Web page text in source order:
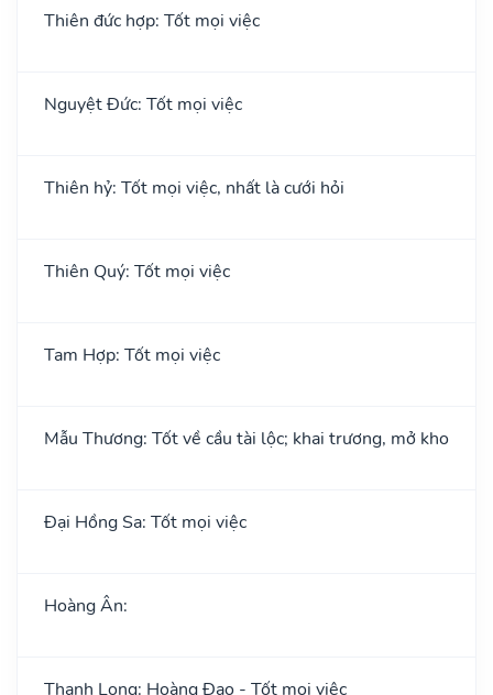
Thiên đức hợp: Tốt mọi việc
Nguyệt Đức: Tốt mọi việc
Thiên hỷ: Tốt mọi việc, nhất là cưới hỏi
Thiên Quý: Tốt mọi việc
Tam Hợp: Tốt mọi việc
Mẫu Thương: Tốt về cầu tài lộc; khai trương, mở kho
Đại Hồng Sa: Tốt mọi việc
Hoàng Ân:
Thanh Long: Hoàng Đạo - Tốt mọi việc